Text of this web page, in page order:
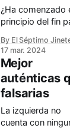
¿Ha comenzado
principio del fin
By El Séptimo
17 mar. 2024
Mejor
auténticas
falsarias
La izquierda no
cuenta con